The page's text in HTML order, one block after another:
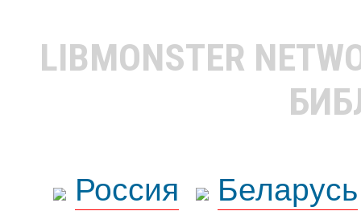
LIBMONSTER
Россия
Беларусь